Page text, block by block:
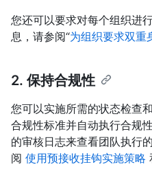
您还可以要求对每个组织进
息，请参阅“为组织要求双重
2. 保持合规性
您可以实施所需的状态检查
合规性标准并自动执行合规
的审核日志来查看团队执行
阅 使用预接收挂钩实施策略